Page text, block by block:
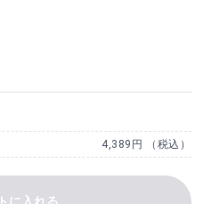
4,389円 （税込）
に入れる